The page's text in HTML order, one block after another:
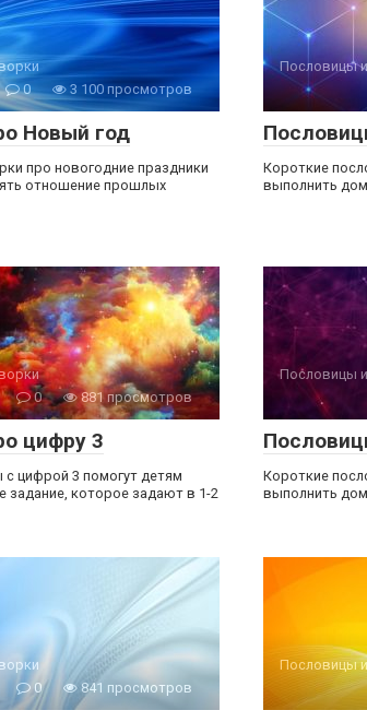
0
3 100 просмотров
Новый год
про новогодние праздники
отношение прошлых
Пословицы
Короткие
выполнить
0
881 просмотров
цифру 3
цифрой 3 помогут детям
которое задают в 1-2
Пословицы
Короткие
выполнить
0
841 просмотров
Пословицы